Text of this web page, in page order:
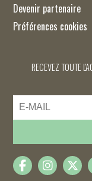
Devenir partenaire
Préférences cookies
RECEVEZ TOUTE